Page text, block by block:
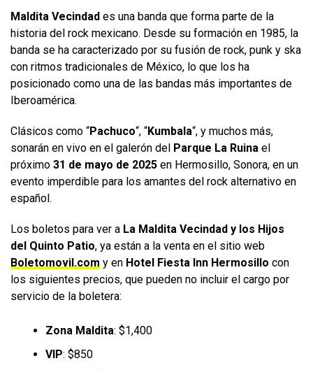
Maldita Vecindad es una banda que forma parte de la
historia del rock mexicano. Desde su formación en 1985, la
banda se ha caracterizado por su fusión de rock, punk y ska
con ritmos tradicionales de México, lo que los ha
posicionado como una de las bandas más importantes de
Iberoamérica.
Clásicos como “Pachuco“, “Kumbala“, y muchos más,
sonarán en vivo en el galerón del Parque La Ruina el
próximo 31 de mayo de 2025 en Hermosillo, Sonora, en un
evento imperdible para los amantes del rock alternativo en
español.
Los boletos para ver a La Maldita Vecindad y los Hijos
del Quinto Patio, ya están a la venta en el sitio web
Boletomovil.com y en Hotel Fiesta Inn Hermosillo con
los siguientes precios, que pueden no incluir el cargo por
servicio de la boletera:
Zona Maldita: $1,400
VIP: $850